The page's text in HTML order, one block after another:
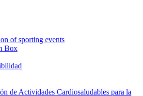
of sporting events
Box
de Actividades Cardiosaludables para la